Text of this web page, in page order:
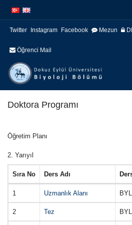
atla
atla
Twitter Instagram Facebook Mezun
Öğrenci Mail
Doktora Programı
Öğretim Planı
2. Yarıyıl
Sıra No Ders Adı
1 Uzmanlık Alanı
2 Tez